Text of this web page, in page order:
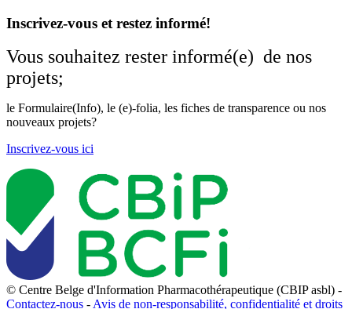
Inscrivez-vous et restez informé!
Vous souhaitez rester informé(e) de nos
projets;
le Formulaire(Info), le (e)-folia, les fiches de transparence ou nos
nouveaux projets?
Inscrivez-vous ici
© Centre Belge d'Information Pharmacothérapeutique (CBIP asbl) -
Contactez-nous -Avis de non-responsabilité, confidentialité et droits